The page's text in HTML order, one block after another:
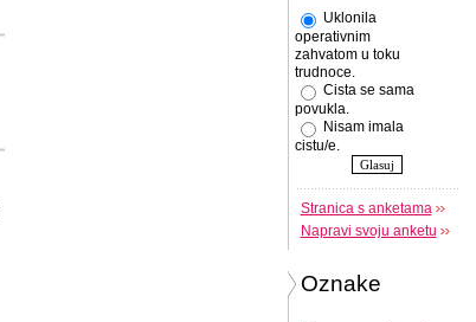
Uklonila
operativnim
zahvatom u toku
trudnoce.
Cista se sama
povukla.
Nisam imala
cistu/e.
Stranica s anketama
Napravi svoju anketu
Oznake